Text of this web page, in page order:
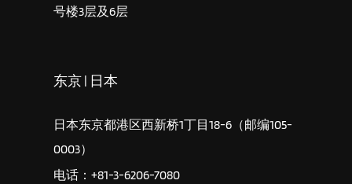
号楼3层及6层
东京 | 日本
日本东京都港区西新桥1丁目18-6（邮编105-
0003）
电话：+81-3-6206-7080